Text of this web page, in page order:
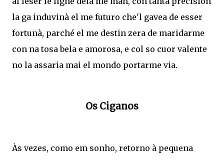
la ga induvinà el me futuro che'l gavea de esser
fortunà, parché el me destin zera de maridarme
con na tosa bela e amorosa, e col so cuor valente
no la assaria mai el mondo portarme via.
Os Ciganos
Às vezes, como em sonho, retorno à pequena